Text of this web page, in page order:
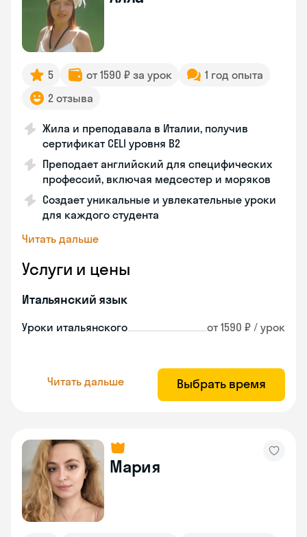
5 от 1590 ₽ за урок
1 год опыта
2 отзыва
Жила и преподавала в Италии, получив
сертификат CELI уровня В2
Преподает английский для специфических
профессий, включая медсестер и моряков
Создает уникальные и увлекательные уроки
для каждого студента
Читать дальше
Услуги и цены
Итальянский язык
Уроки итальянского от 1590 ₽ / урок
Читать дальше Выбрать время
Мария